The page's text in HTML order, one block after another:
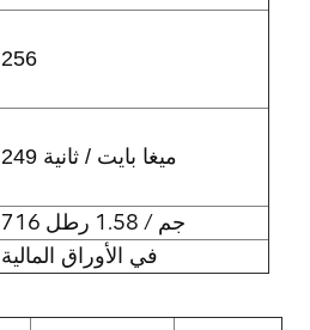
256
249 ميغا بايت / ثانية
716 جم / 1.58 رطل
في الأوراق المالية